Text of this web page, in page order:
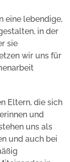
eine lebendige,
in der
sie
wir uns für
Eltern, die sich
und
uns als
und auch bei